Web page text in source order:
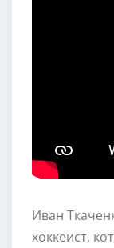
Иван
хоккеист,